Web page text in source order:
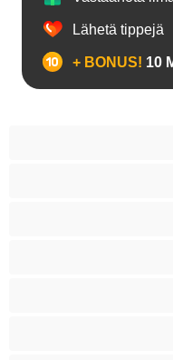
Lähetä tippejä
+ BONUS! 10